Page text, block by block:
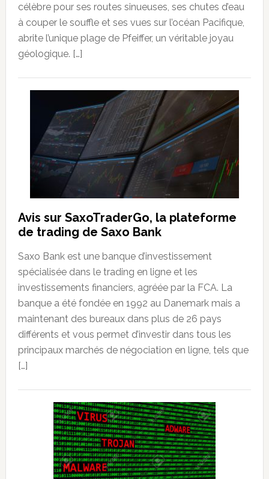
célèbre pour ses routes sinueuses, ses chutes d’eau
à couper le souffle et ses vues sur l’océan Pacifique,
abrite l’unique plage de Pfeiffer, un véritable joyau
géologique. […]
Avis sur SaxoTraderGo, la plateforme
de trading de Saxo Bank
Saxo Bank est une banque d’investissement
spécialisée dans le trading en ligne et les
investissements financiers, agréée par la FCA. La
banque a été fondée en 1992 au Danemark mais a
maintenant des bureaux dans plus de 26 pays
différents et vous permet d’investir dans tous les
principaux marchés de négociation en ligne, tels que
[…]